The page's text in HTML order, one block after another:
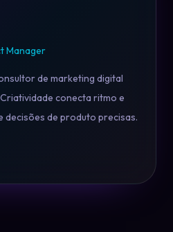
Manager
de marketing digital
conecta ritmo e
decisões de produto precisas.